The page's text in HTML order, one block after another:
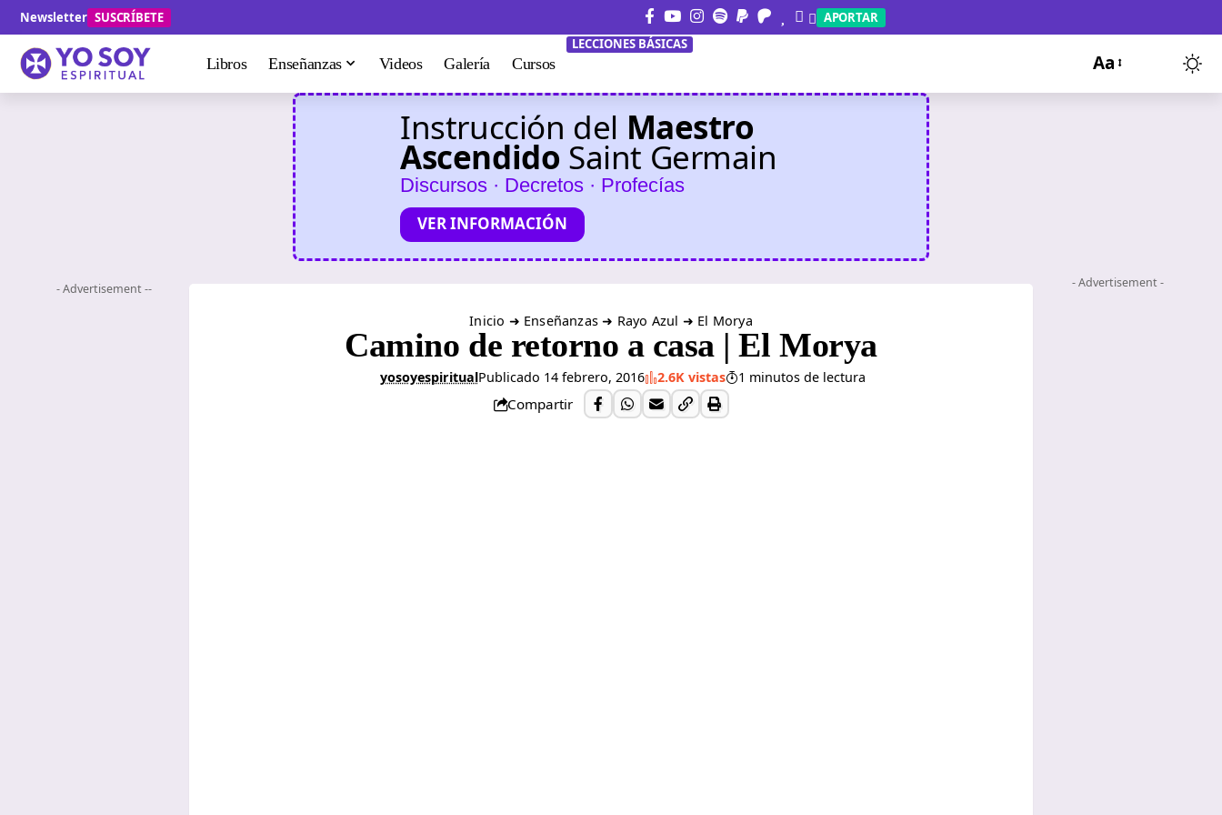
Newsletter SUSCRÍBETE APORTAR
Libros Enseñanzas Videos Galería Cursos
LECCIONES BÁSICAS
Aa
Instrucción del Maestro
Ascendido Saint Germain
Discursos · Decretos · Profecías
VER INFORMACIÓN
- Advertisement --
Inicio ➜ Enseñanzas ➜ Rayo Azul ➜ El Morya
Camino de retorno a casa | El Morya
yosoyespiritualPublicado 14 febrero, 2016 2.6K vistas 1 minutos de lectura
Compartir
- Advertisement -